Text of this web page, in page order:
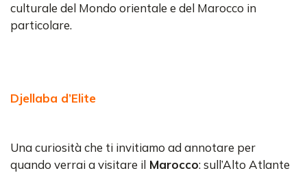
culturale del Mondo orientale e del Marocco in
particolare.
Djellaba d’Elite
Una curiosità che ti invitiamo ad annotare per
quando verrai a visitare il Marocco: sull’Alto Atlante